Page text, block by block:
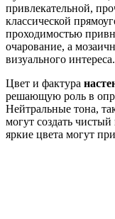
привлекательной,
классической
проходимостью
очарование, а
визуального интереса.
Цвет и фактура
решающую роль в
Нейтральные тона,
могут создать
яркие цвета могут